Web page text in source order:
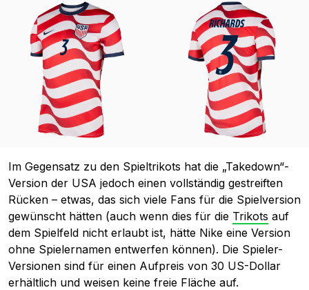
Im Gegensatz zu den Spieltrikots hat die „Takedown“-
Version der USA jedoch einen vollständig gestreiften
Rücken – etwas, das sich viele Fans für die Spielversion
gewünscht hätten (auch wenn dies für die Trikots auf
dem Spielfeld nicht erlaubt ist, hätte Nike eine Version
ohne Spielernamen entwerfen können). Die Spieler-
Versionen sind für einen Aufpreis von 30 US-Dollar
erhältlich und weisen keine freie Fläche auf.